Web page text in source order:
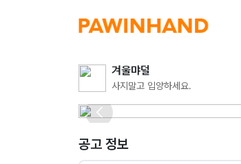
겨울먀덜
사지말고 입양하세요.
공고 정보